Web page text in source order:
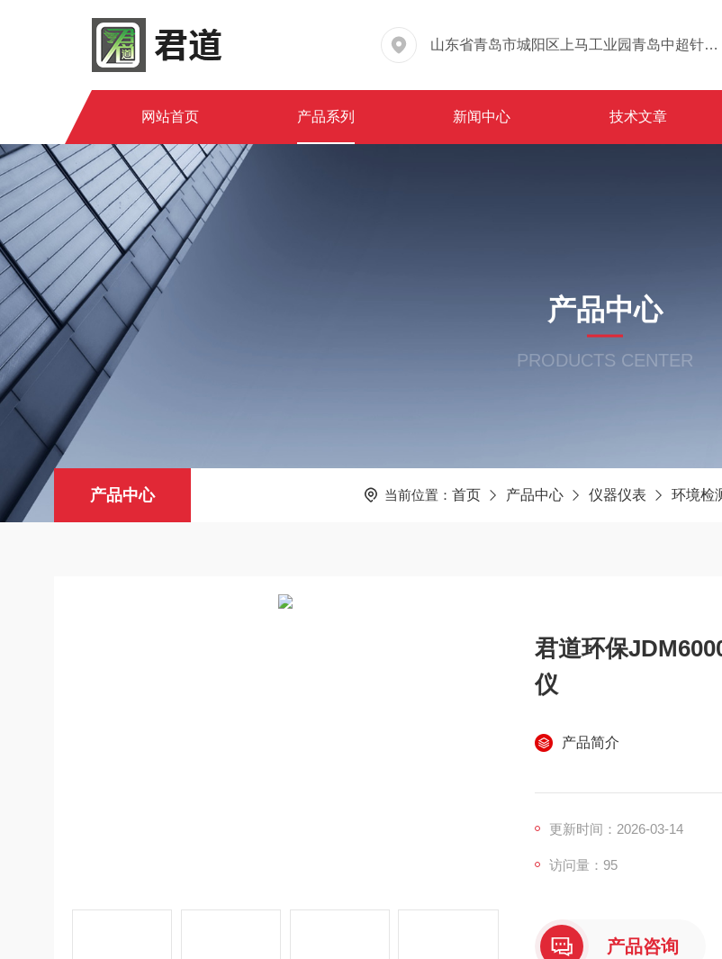
山东省青岛市城阳区上马工业园青岛中超针织有限公司院内东办公楼三层
网站首页 产品系列 新闻中心 技术文章
产品中心
PRODUCTS CENTER
产品中心 当前位置： 首页 产品中心 仪器仪表 环境检
君道环保
仪
产品简介
更新时间：2026-03-14
访问量：95
产品咨询